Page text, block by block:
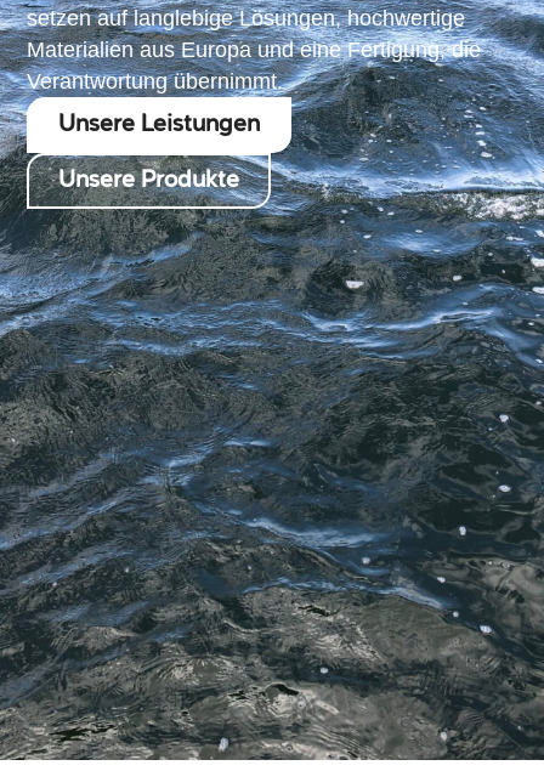
setzen auf langlebige Lösungen, hochwertige
Materialien aus Europa und eine Fertigung, die
Verantwortung übernimmt.
Unsere Leistungen
Unsere Produkte